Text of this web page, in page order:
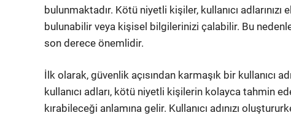
bulunmaktadır. Kötü niyetli kişiler, kullanıcı
bulunabilir veya kişisel bilgilerinizi çalabilir. Bu
son derece önemlidir.
İlk olarak, güvenlik açısından karmaşık bir kullanıcı
kullanıcı adları, kötü niyetli kişilerin kolayca tahmin
kırabileceği anlamına gelir. Kullanıcı adınızı